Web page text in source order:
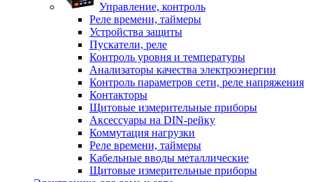
Управление, контроль
Реле времени, таймеры
Устройства защиты
Пускатели, реле
Контроль уровня и температуры
Анализаторы качества электроэнергии
Контроль параметров сети, реле напряжения
Контакторы
Щитовые измерительные приборы
Аксессуары на DIN-рейку
Коммутация нагрузки
Реле времени, таймеры
Кабельные вводы металлические
Щитовые измерительные приборы